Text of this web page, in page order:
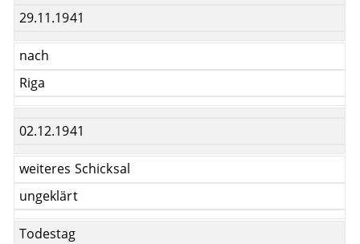
29.11.1941
nach
Riga
02.12.1941
weiteres Schicksal
ungeklärt
Todestag